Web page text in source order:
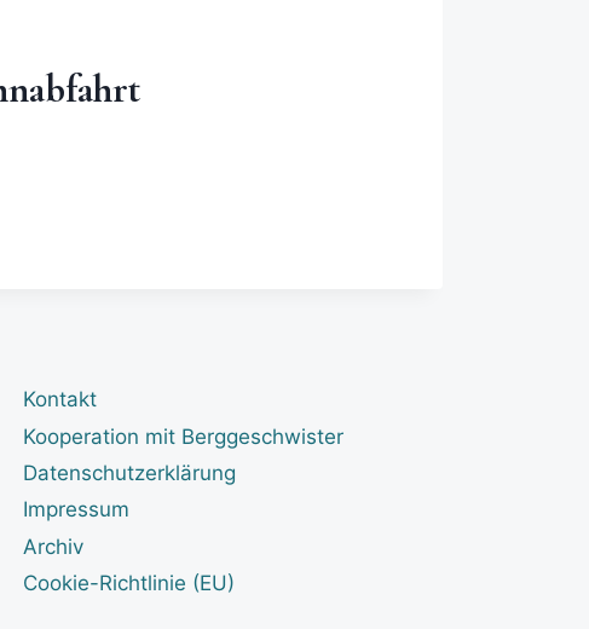
Kontakt
Kooperation mit Berggeschwister
Datenschutzerklärung
Impressum
Archiv
Cookie-Richtlinie (EU)